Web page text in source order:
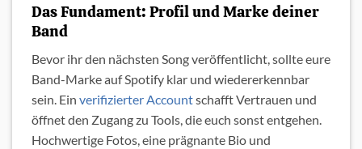
Das Fundament: Profil und Marke deiner
Band
Bevor ihr den nächsten Song veröffentlicht, sollte eure
Band-Marke auf Spotify klar und wiedererkennbar
sein. Ein verifizierter Accountschafft Vertrauen und
öffnet den Zugang zu Tools, die euch sonst entgehen.
Hochwertige Fotos, eine prägnante Bio und